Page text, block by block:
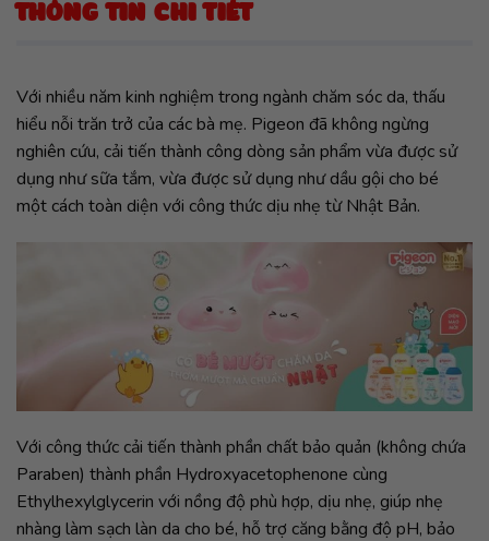
THÔNG TIN CHI TIẾT
Với nhiều năm kinh nghiệm trong ngành chăm sóc da, thấu
hiểu nỗi trăn trở của các bà mẹ. Pigeon đã không ngừng
nghiên cứu, cải tiến thành công dòng sản phẩm vừa được sử
dụng như sữa tắm, vừa được sử dụng như dầu gội cho bé
một cách toàn diện với công thức dịu nhẹ từ Nhật Bản.
Với công thức cải tiến thành phần chất bảo quản (không chứa
Paraben) thành phần Hydroxyacetophenone cùng
Ethylhexylglycerin với nồng độ phù hợp, dịu nhẹ, giúp nhẹ
nhàng làm sạch làn da cho bé, hỗ trợ căng bằng độ pH, bảo